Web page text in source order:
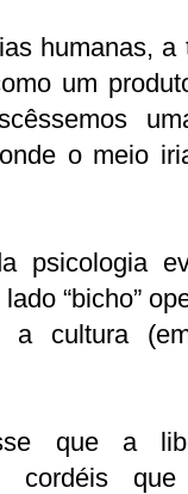
humanas,
um
o meio
psicologia
“bicho”
a cultura
que a
cordéis